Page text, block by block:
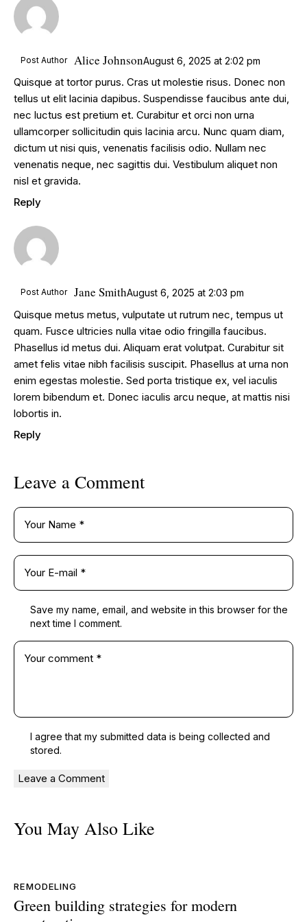
Post Author Alice JohnsonAugust 6, 2025 at 2:02 pm
Quisque at tortor purus. Cras ut molestie risus. Donec non
tellus ut elit lacinia dapibus. Suspendisse faucibus ante dui,
nec luctus est pretium et. Curabitur et orci non urna
ullamcorper sollicitudin quis lacinia arcu. Nunc quam diam,
dictum ut nisi quis, venenatis facilisis odio. Nullam nec
venenatis neque, nec sagittis dui. Vestibulum aliquet non
nisl et gravida.
Reply
Post Author Jane SmithAugust 6, 2025 at 2:03 pm
Quisque metus metus, vulputate ut rutrum nec, tempus ut
quam. Fusce ultricies nulla vitae odio fringilla faucibus.
Phasellus id metus dui. Aliquam erat volutpat. Curabitur sit
amet felis vitae nibh facilisis suscipit. Phasellus at urna non
enim egestas molestie. Sed porta tristique ex, vel iaculis
lorem bibendum et. Donec iaculis arcu neque, at mattis nisi
lobortis in.
Reply
Leave a Comment
Save my name, email, and website in this browser for the
next time I comment.
I agree that my submitted data is being collected and
stored.
You May Also Like
REMODELING
Green building strategies for modern